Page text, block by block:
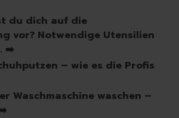
Schuhbürsten
Schuhcreme
Duft | Kerzen
Raumdüfte
Kerzen
du dich auf die
vor? Notwendige Utensilien
➡️
– wie es die Profis
Waschmaschine waschen –